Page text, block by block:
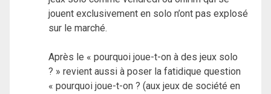
jouent exclusivement en solo n’ont pas explosé
sur le marché.
Après le « pourquoi joue-t-on à des jeux solo
? » revient aussi à poser la fatidique question
« pourquoi joue-t-on ? (aux jeux de société en